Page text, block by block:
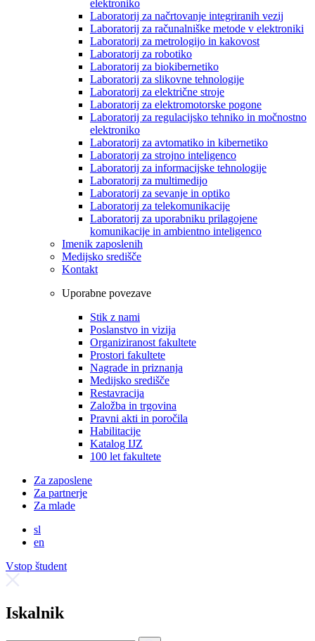
elektroniko
Laboratorij za načrtovanje integriranih vezij
Laboratorij za računalniške metode v elektroniki
Laboratorij za metrologijo in kakovost
Laboratorij za robotiko
Laboratorij za biokibernetiko
Laboratorij za slikovne tehnologije
Laboratorij za električne stroje
Laboratorij za elektromotorske pogone
Laboratorij za regulacijsko tehniko in močnostno
elektroniko
Laboratorij za avtomatiko in kibernetiko
Laboratorij za strojno inteligenco
Laboratorij za informacijske tehnologije
Laboratorij za multimedijo
Laboratorij za sevanje in optiko
Laboratorij za telekomunikacije
Laboratorij za uporabniku prilagojene
komunikacije in ambientno inteligenco
Imenik zaposlenih
Medijsko središče
Kontakt
Uporabne povezave
Stik z nami
Poslanstvo in vizija
Organiziranost fakultete
Prostori fakultete
Nagrade in priznanja
Medijsko središče
Restavracija
Založba in trgovina
Pravni akti in poročila
Habilitacije
Katalog IJZ
100 let fakultete
Za zaposlene
Za partnerje
Za mlade
sl
en
Vstop študent
Iskalnik